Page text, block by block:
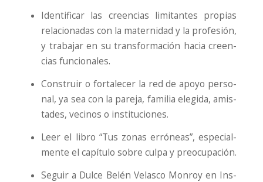
Iden­ti­fi­car las creen­cias limi­tan­tes pro­pias
rela­cio­na­das con la mater­ni­dad y la pro­fe­sión,
y tra­ba­jar en su trans­for­ma­ción hacia creen­
cias fun­cio­na­les.
Cons­truir o for­ta­le­cer la red de apo­yo per­so­
nal, ya sea con la pare­ja, fami­lia ele­gi­da, amis­
ta­des, veci­nos o ins­ti­tu­cio­nes.
Leer el libro “Tus zonas erró­neas”, espe­cial­
men­te el capí­tu­lo sobre cul­pa y preo­cu­pa­ción.
Seguir a Dul­ce Belén Velas­co Mon­roy en Ins­